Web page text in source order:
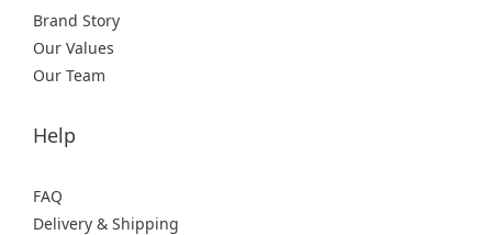
Brand Story
Our Values
Our Team
Help
FAQ
Delivery & Shipping